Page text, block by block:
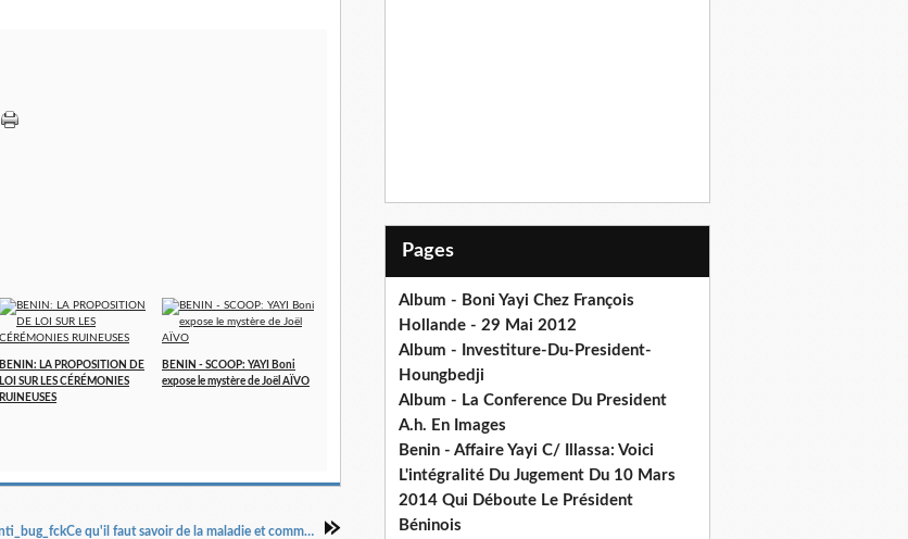
BENIN: LA PROPOSITION DE
LOI SUR LES CÉRÉMONIES
RUINEUSES
BENIN - SCOOP: YAYI Boni
expose le mystère de Joël AÏVO
Cancer de la prostate: anti_bug_fckCe qu'il faut savoir de la maladie et comment la prévenir
Pages
Album - Boni Yayi Chez François
Hollande - 29 Mai 2012
Album - Investiture-Du-President-
Houngbedji
Album - La Conference Du President
A.h. En Images
Benin - Affaire Yayi C/ Illassa: Voici
L'intégralité Du Jugement Du 10 Mars
2014 Qui Déboute Le Président
Béninois